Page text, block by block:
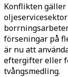
Konflikten
förseningar på
är nu att
eftergifter eller
tvångsmedling.